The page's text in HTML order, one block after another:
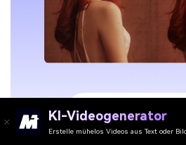
KI-Videogenerator
Erstelle mühelos Videos aus Text oder